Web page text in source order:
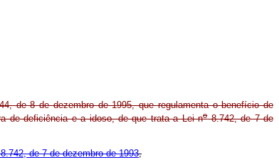
de 8 de dezembro de 1995, que regulamenta o benefício de
de deficiência e a idoso, de que trata a Lei no8.742, de 7 de
de 7 de dezembro de 1993,